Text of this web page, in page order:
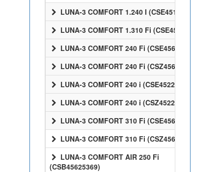
LUNA-3 COMFORT 1.240 I (CSE45124358)
LUNA-3 COMFORT 1.310 Fi (CSE45531358)
LUNA-3 COMFORT 240 Fi (CSE45624358)
LUNA-3 COMFORT 240 Fi (CSZ45624358)
LUNA-3 COMFORT 240 i (CSE45224358)
LUNA-3 COMFORT 240 i (CSZ45224358)
LUNA-3 COMFORT 310 Fi (CSE45631358)
LUNA-3 COMFORT 310 Fi (CSZ45631358)
LUNA-3 COMFORT AIR 250 Fi
(CSB45625369)